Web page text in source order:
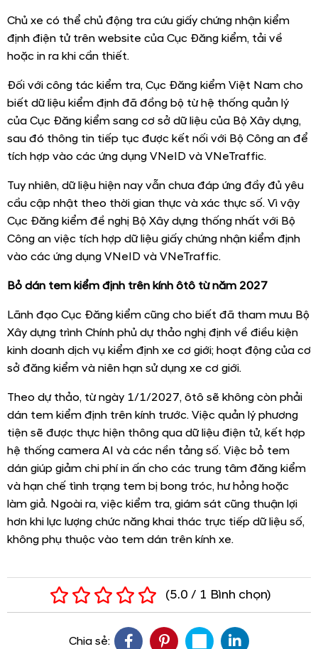
Chủ xe có thể chủ động tra cứu giấy chứng nhận kiểm
định điện tử trên website của Cục Đăng kiểm, tải về
hoặc in ra khi cần thiết.
Đối với công tác kiểm tra, Cục Đăng kiểm Việt Nam cho
biết dữ liệu kiểm định đã đồng bộ từ hệ thống quản lý
của Cục Đăng kiểm sang cơ sở dữ liệu của Bộ Xây dựng,
sau đó thông tin tiếp tục được kết nối với Bộ Công an để
tích hợp vào các ứng dụng VNeID và VNeTraffic.
Tuy nhiên, dữ liệu hiện nay vẫn chưa đáp ứng đầy đủ yêu
cầu cập nhật theo thời gian thực và xác thực số. Vì vậy
Cục Đăng kiểm đề nghị Bộ Xây dựng thống nhất với Bộ
Công an việc tích hợp dữ liệu giấy chứng nhận kiểm định
vào các ứng dụng VNeID và VNeTraffic.
Bỏ dán tem kiểm định trên kính ôtô từ năm 2027
Lãnh đạo Cục Đăng kiểm cũng cho biết đã tham mưu Bộ
Xây dựng trình Chính phủ dự thảo nghị định về điều kiện
kinh doanh dịch vụ kiểm định xe cơ giới; hoạt động của cơ
sở đăng kiểm và niên hạn sử dụng xe cơ giới.
Theo dự thảo, từ ngày 1/1/2027, ôtô sẽ không còn phải
dán tem kiểm định trên kính trước. Việc quản lý phương
tiện sẽ được thực hiện thông qua dữ liệu điện tử, kết hợp
hệ thống camera AI và các nền tảng số. Việc bỏ tem
dán giúp giảm chi phí in ấn cho các trung tâm đăng kiểm
và hạn chế tình trạng tem bị bong tróc, hư hỏng hoặc
làm giả. Ngoài ra, việc kiểm tra, giám sát cũng thuận lợi
hơn khi lực lượng chức năng khai thác trực tiếp dữ liệu số,
không phụ thuộc vào tem dán trên kính xe.
(5.0 / 1 Bình chọn)
Chia sẻ: